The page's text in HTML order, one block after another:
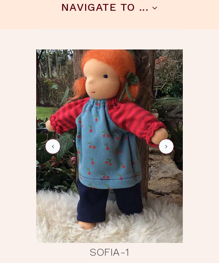
NAVIGATE TO ...
sofia-2
SOFIA-1